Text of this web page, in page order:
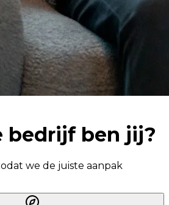
bedrijf ben jij?
we de juiste aanpak